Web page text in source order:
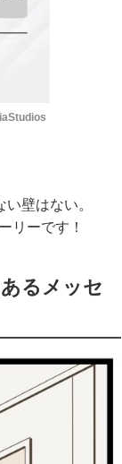
壁はない。
リーです！
るメッセ